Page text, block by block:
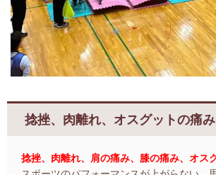
捻挫、肉離れ、オスグットの痛
捻挫、肉離れ、肩の痛み、膝の痛み、オス